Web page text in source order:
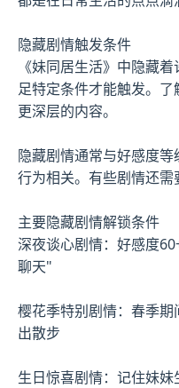
隐藏剧情触发条件
《妹同居生活》中隐藏
足特定条件才能触发。
更深层的内容。
隐藏剧情通常与好感度
行为相关。有些剧情还需
主要隐藏剧情解锁条件
深夜谈心剧情：好感度
聊天"
樱花季特别剧情：春季
出散步
生日惊喜剧情：记住妹